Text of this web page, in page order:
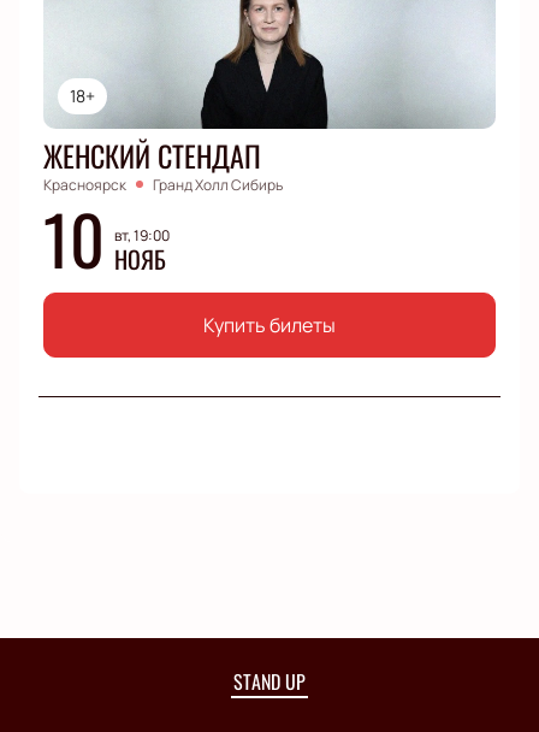
18+
ЖЕНСКИЙ СТЕНДАП
Красноярск Гранд Холл Сибирь
10 вт, 19:00
НОЯБ
Купить билеты
STAND UP